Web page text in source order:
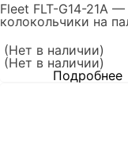
Fleet FLT-G14-21A —
колокольчики на
(Нет в наличии)
(Нет в наличии)
Подробнее